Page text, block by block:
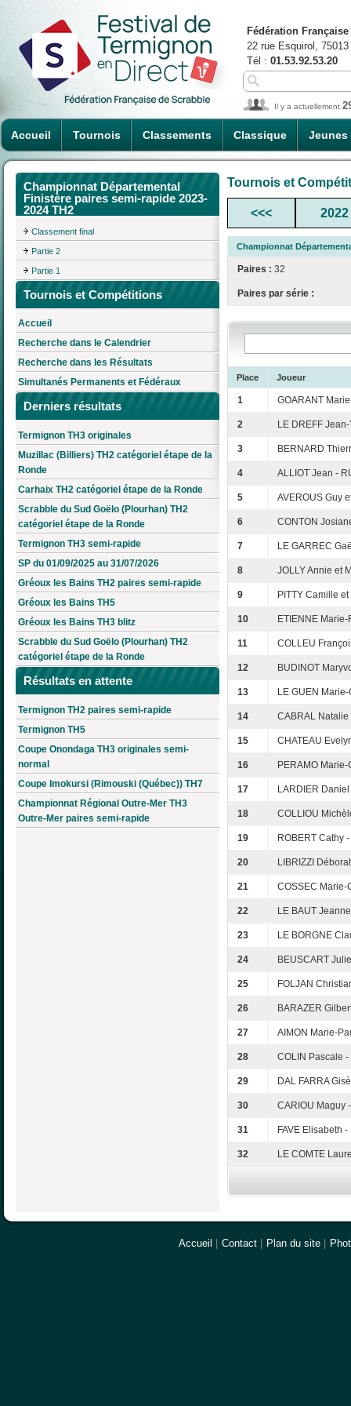
Accueil Tournois Classements Classique Jeunes
Fédération
22 rue Esquirol,
Tél : 01.53.92.53.20
Il y a actuellement
Championnat Départemental
Finistère paires semi-rapide 2023-
2024 TH2
Classement final
Partie 2
Partie 1
Tournois et Compétitions
Accueil
Recherche dans le Calendrier
Recherche dans les Résultats
Simultanés Permanents et Fédéraux
Derniers résultats
Termignon TH3 originales
Muzillac (Billiers) TH2 catégoriel étape de la
Ronde
Carhaix TH2 catégoriel étape de la Ronde
Scrabble du Sud Goëlo (Plourhan) TH2
catégoriel étape de la Ronde
Termignon TH3 semi-rapide
SP du 01/09/2025 au 31/07/2026
Gréoux les Bains TH2 paires semi-rapide
Gréoux les Bains TH5
Gréoux les Bains TH3 blitz
Scrabble du Sud Goëlo (Plourhan) TH2
catégoriel étape de la Ronde
Résultats en attente
Termignon TH2 paires semi-rapide
Termignon TH5
Coupe Onondaga TH3 originales semi-
normal
Coupe Imokursi (Rimouski (Québec)) TH7
Championnat Régional Outre-Mer TH3
Outre-Mer paires semi-rapide
Tournois et
<<< 2022
Championnat
Paires : 32
Paires par série :
Place Joueur
1 GOARANT
2 LE DREFF
3 BERNARD
4 ALLIOT Jean -
5 AVEROUS Guy
6 CONTON
7 LE GARREC
8 JOLLY Annie et
9 PITTY Camille
10 ETIENNE
11 COLLEU
12 BUDINOT
13 LE GUEN
14 CABRAL
15 CHATEAU
16 PERAMO
17 LARDIER
18 COLLIOU
19 ROBERT Cathy
20 LIBRIZZI
21 COSSEC Marie-
22 LE BAUT
23 LE BORGNE
24 BEUSCART
25 FOLJAN
26 BARAZER
27 AIMON Marie-
28 COLIN Pascale
29 DAL FARRA
30 CARIOU Maguy
31 FAVE Elisabeth
32 LE COMTE
Accueil Contact Plan du site